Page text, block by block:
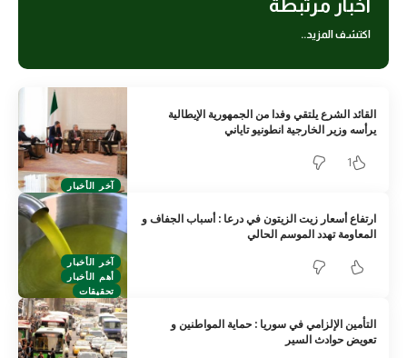
أخبار مرتبطة
اكتشف المزيد..
آخر الأخبار
القائد الشرع يلتقي وفدا من الجمهورية الإيطالية
يرأسه وزير الخارجية انطونيو تاياني
1
آخر الأخبار
أهم الأخبار
تحقيقات
ارتفاع أسعار زيت الزيتون في درعا : أسباب الجفاف و
المعاومة تهدد الموسم الحالي
التأمين الإلزامي في سوريا : حماية المواطنين و
تعويض حوادث السير